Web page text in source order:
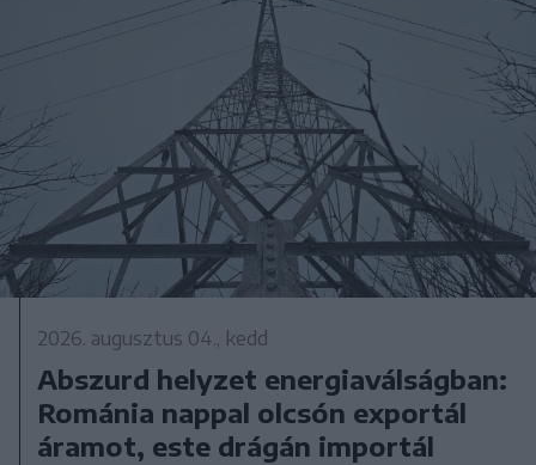
2026. augusztus 04., kedd
Abszurd helyzet energiaválságban:
Románia nappal olcsón exportál
áramot, este drágán importál